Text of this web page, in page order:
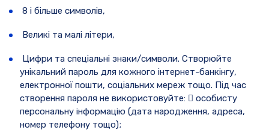
8 і більше символів,
Великі та малі літери,
Цифри та спеціальні знаки/символи. Створюйте
унікальний пароль для кожного інтернет-банкінгу,
електронної пошти, соціальних мереж тощо. Під час
створення пароля не використовуйте:  особисту
персональну інформацію (дата народження, адреса,
номер телефону тощо);